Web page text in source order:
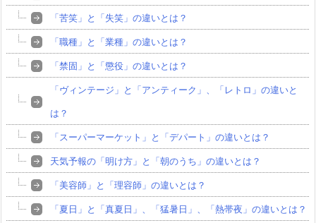
「苦笑」と「失笑」の違いとは？
「職種」と「業種」の違いとは？
「禁固」と「懲役」の違いとは？
「ヴィンテージ」と「アンティーク」、「レトロ」の違いと
は？
「スーパーマーケット」と「デパート」の違いとは？
天気予報の「明け方」と「朝のうち」の違いとは？
「美容師」と「理容師」の違いとは？
「夏日」と「真夏日」、「猛暑日」、「熱帯夜」の違いとは？